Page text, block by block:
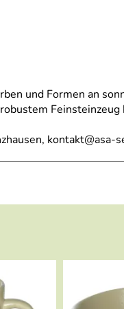
und Formen an
kontakt@asa-